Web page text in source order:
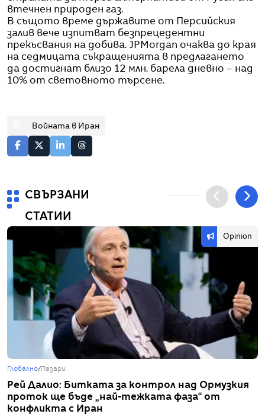
втечнен природен газ.
В същото време държавите от Персийския
залив вече изпитват безпрецедентни
прекъсвания на добива. JPMorgan очаква до края
на седмицата съкращенията в предлагането
да достигнат близо 12 млн. барела дневно – над
10% от световното търсене.
Войната в Иран
СВЪРЗАНИ
СТАТИИ
Opinion
Глобално/ Пазари
Рей Далио: Битката за контрол над Ормузкия
проток ще бъде „най-тежката фаза“ от
конфликта с Иран